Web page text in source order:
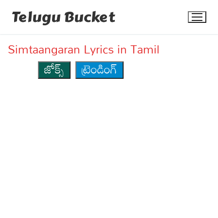
Telugu Bucket
Simtaangaran Lyrics in Tamil
జోక్స్
ట్రెండింగ్